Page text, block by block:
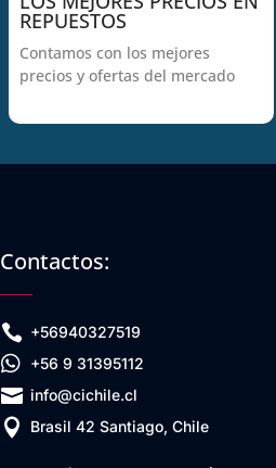
REPUESTOS
Contamos con los mejores
precios y ofertas del mercado
Contactos:
 +56940327519
 +56 9 31395112
 info@cichile.cl
 Brasil 42 Santiago, Chile